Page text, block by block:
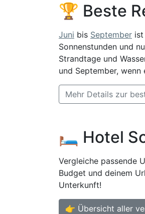
🏆 Beste
Juni bis September
Sonnenstunden und
Strandtage und
und September,
Mehr Details zur
🛏️ Hotel
Vergleiche passende
Budget und deinem
Unterkunft!
👉 Übersicht aller